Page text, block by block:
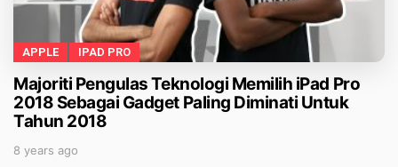
APPLE IPAD PRO
Majoriti Pengulas Teknologi Memilih iPad Pro
2018 Sebagai Gadget Paling Diminati Untuk
Tahun 2018
8 years ago